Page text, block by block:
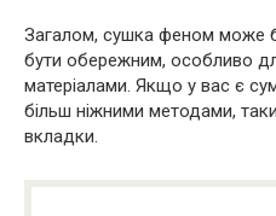
Загалом, сушка феном може
бути обережним, особливо
матеріалами. Якщо у вас є
більш ніжними методами,
вкладки.